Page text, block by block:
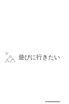
遊びに行きたい